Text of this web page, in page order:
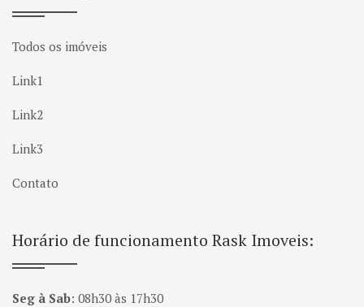
Todos os imóveis
Link1
Link2
Link3
Contato
Horário de funcionamento Rask Imoveis:
Seg à Sab: 08h30 às 17h30